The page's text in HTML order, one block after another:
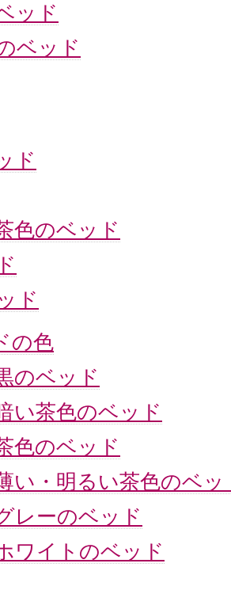
ッド
ベッド
ド
色のベッド
ド
の色
のベッド
い茶色のベッド
色のベッド
い・明るい茶色のベッ
レーのベッド
ワイトのベッド